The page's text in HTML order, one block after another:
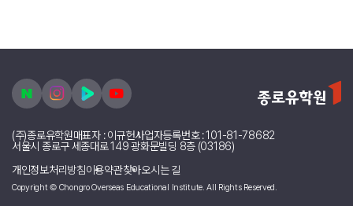
(주)종로유학원대표자 : 이규헌사업자등록번호 : 101-81-78682
서울시 종로구 세종대로 149 광화문빌딩 8층 (03186)
개인정보처리방침이용약관찾아오시는 길
Copyright © Chongro Overseas Educational Institute. All Rights Reserved.